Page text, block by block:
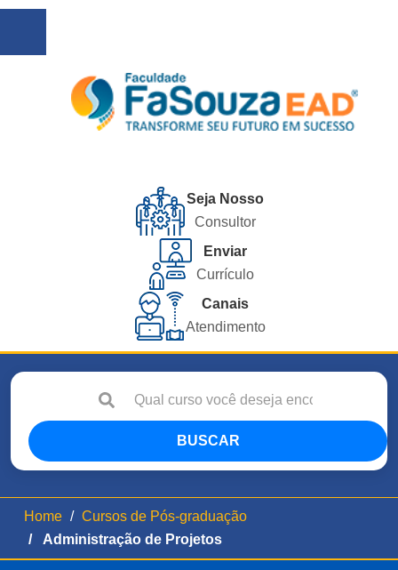
Seja Nosso
Consultor
Enviar
Currículo
Canais
Atendimento
BUSCAR
Home
Cursos de Pós-graduação
Administração de Projetos